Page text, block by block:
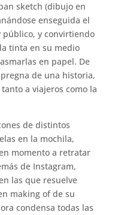
sketch (dibujo en
enseguida el
y convirtiendo
tinta en su medio
en papel. De
de una historia,
a viajeros como la
de distintos
en la mochila,
momento a retratar
de Instagram,
las que resuelve
making of de su
condensa todas las